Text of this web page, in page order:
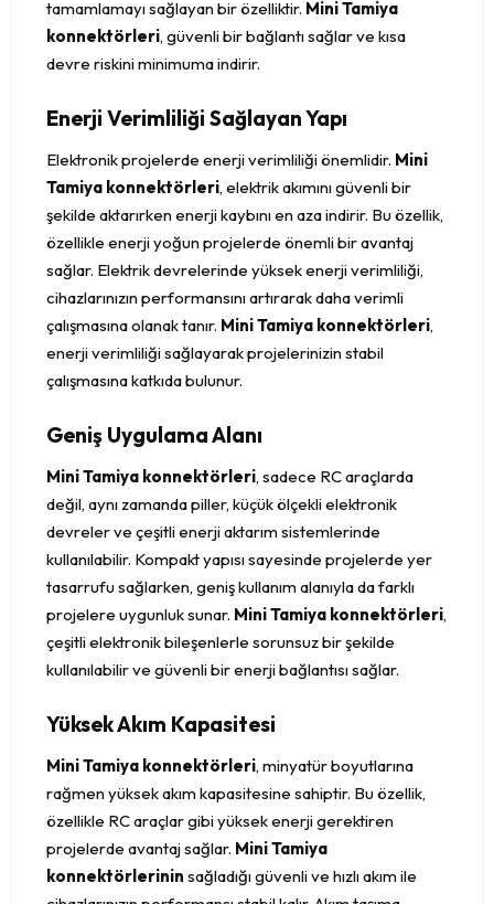
tamamlamayı sağlayan bir özelliktir. Mini Tamiya
konnektörleri, güvenli bir bağlantı sağlar ve kısa
devre riskini minimuma indirir.
Enerji Verimliliği Sağlayan Yapı
Elektronik projelerde enerji verimliliği önemlidir. Mini
Tamiya konnektörleri, elektrik akımını güvenli bir
şekilde aktarırken enerji kaybını en aza indirir. Bu özellik,
özellikle enerji yoğun projelerde önemli bir avantaj
sağlar. Elektrik devrelerinde yüksek enerji verimliliği,
cihazlarınızın performansını artırarak daha verimli
çalışmasına olanak tanır. Mini Tamiya konnektörleri,
enerji verimliliği sağlayarak projelerinizin stabil
çalışmasına katkıda bulunur.
Geniş Uygulama Alanı
Mini Tamiya konnektörleri, sadece RC araçlarda
değil, aynı zamanda piller, küçük ölçekli elektronik
devreler ve çeşitli enerji aktarım sistemlerinde
kullanılabilir. Kompakt yapısı sayesinde projelerde yer
tasarrufu sağlarken, geniş kullanım alanıyla da farklı
projelere uygunluk sunar. Mini Tamiya konnektörleri,
çeşitli elektronik bileşenlerle sorunsuz bir şekilde
kullanılabilir ve güvenli bir enerji bağlantısı sağlar.
Yüksek Akım Kapasitesi
Mini Tamiya konnektörleri, minyatür boyutlarına
rağmen yüksek akım kapasitesine sahiptir. Bu özellik,
özellikle RC araçlar gibi yüksek enerji gerektiren
projelerde avantaj sağlar. Mini Tamiya
konnektörlerinin sağladığı güvenli ve hızlı akım ile